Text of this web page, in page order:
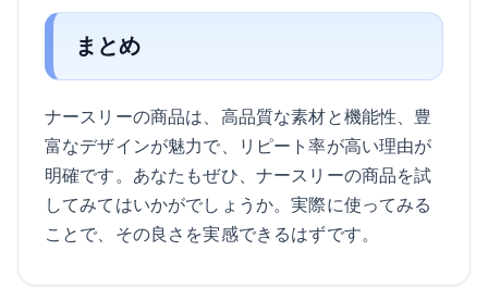
まとめ
ナースリーの商品は、高品質な素材と機能性、豊
富なデザインが魅力で、リピート率が高い理由が
明確です。あなたもぜひ、ナースリーの商品を試
してみてはいかがでしょうか。実際に使ってみる
ことで、その良さを実感できるはずです。